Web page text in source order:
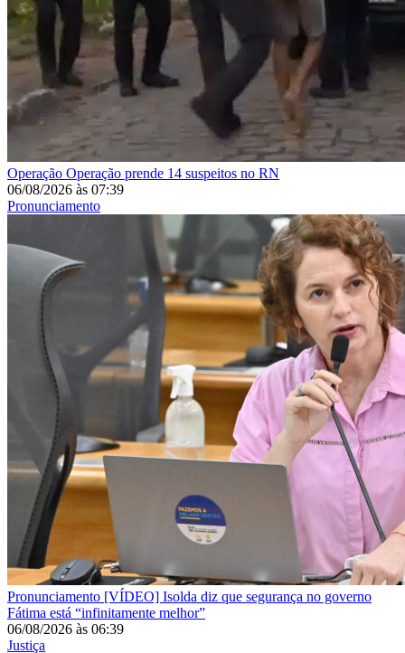
Operação Operação prende 14 suspeitos no RN
06/08/2026 às 07:39
Pronunciamento
Pronunciamento [VÍDEO] Isolda diz que segurança no governo
Fátima está “infinitamente melhor”
06/08/2026 às 06:39
Justiça